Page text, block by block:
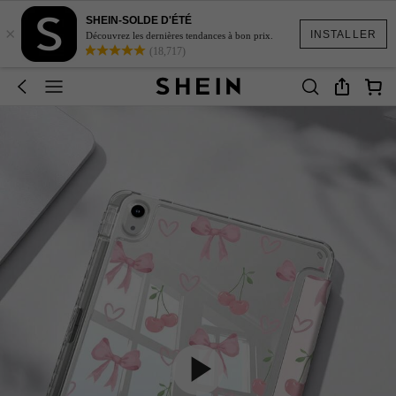
INSTALLER
×
SHEIN-SOLDE D'ÉTÉ
Découvrez les dernières tendances à bon prix.
(18,717)